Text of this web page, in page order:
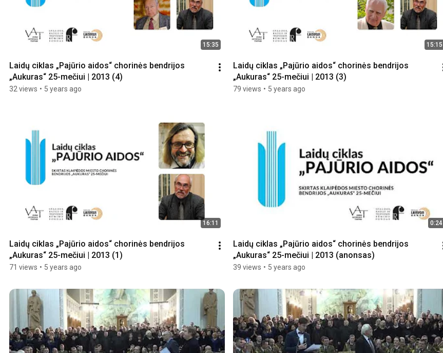
15:35
Laidų ciklas „Pajūrio aidos“ chorinės bendrijos
„Aukuras“ 25-mečiui | 2013 (4)
32 views • 5 years ago
15:15
Laidų ciklas „Pajūrio aidos“ chorinės bendrijos
„Aukuras“ 25-mečiui | 2013 (3)
79 views • 5 years ago
16:11
Laidų ciklas „Pajūrio aidos“ chorinės bendrijos
„Aukuras“ 25-mečiui | 2013 (1)
71 views • 5 years ago
0:24
Laidų ciklas „Pajūrio aidos“ chorinės bendrijos
„Aukuras“ 25-mečiui | 2013 (anonsas)
39 views • 5 years ago